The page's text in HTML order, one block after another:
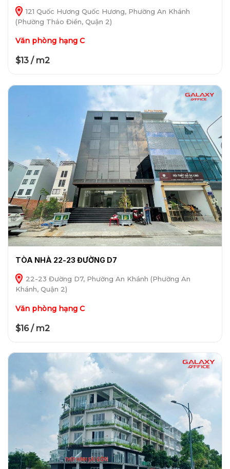
121 Quốc Hương Quốc Hương, Phường An Khánh
(Phường Thảo Điền, Quận 2)
Văn phòng hạng C
$13 / m2
TÒA NHÀ 22-23 ĐƯỜNG D7
22-23 Đường D7, Phường An Khánh (Phường An
Khánh, Quận 2)
Văn phòng hạng C
$16 / m2